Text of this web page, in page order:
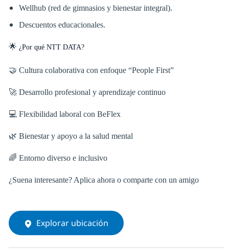
Wellhub (red de gimnasios y bienestar integral).
Descuentos educacionales.
🌟 ¿Por qué NTT DATA?
🤝 Cultura colaborativa con enfoque “People First”
🚀 Desarrollo profesional y aprendizaje continuo
💻 Flexibilidad laboral con BeFlex
🌿 Bienestar y apoyo a la salud mental
🌈 Entorno diverso e inclusivo
¿Suena interesante? Aplica ahora o comparte con un amigo
Explorar ubicación